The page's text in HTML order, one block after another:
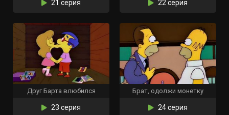
21 серия 22 серия
Друг Барта влюбился
23 серия
Брат, одолжи монетку
24 серия